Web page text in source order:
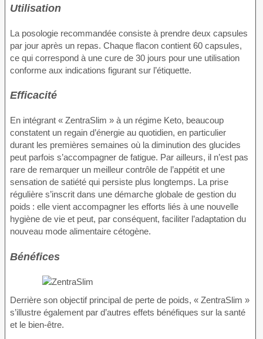
Utilisation
La posologie recommandée consiste à prendre deux capsules
par jour après un repas. Chaque flacon contient 60 capsules,
ce qui correspond à une cure de 30 jours pour une utilisation
conforme aux indications figurant sur l’étiquette.
Efficacité
En intégrant « ZentraSlim » à un régime Keto, beaucoup
constatent un regain d’énergie au quotidien, en particulier
durant les premières semaines où la diminution des glucides
peut parfois s’accompagner de fatigue. Par ailleurs, il n’est pas
rare de remarquer un meilleur contrôle de l’appétit et une
sensation de satiété qui persiste plus longtemps. La prise
régulière s’inscrit dans une démarche globale de gestion du
poids : elle vient accompagner les efforts liés à une nouvelle
hygiène de vie et peut, par conséquent, faciliter l’adaptation du
nouveau mode alimentaire cétogène.
Bénéfices
Derrière son objectif principal de perte de poids, « ZentraSlim »
s’illustre également par d’autres effets bénéfiques sur la santé
et le bien-être.